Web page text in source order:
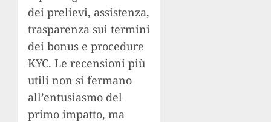
dei prelievi, assistenza,
trasparenza sui termini
dei bonus e procedure
KYC. Le recensioni più
utili non si fermano
all’entusiasmo del
primo impatto, ma